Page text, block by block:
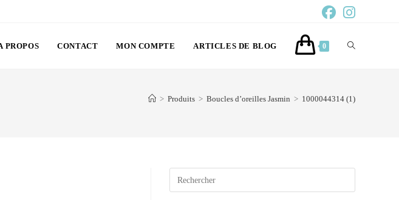
PROPOS CONTACT MON COMPTE ARTICLES DE BLOG 0
> Produits > Boucles d’oreilles Jasmin > 1000044314 (1)